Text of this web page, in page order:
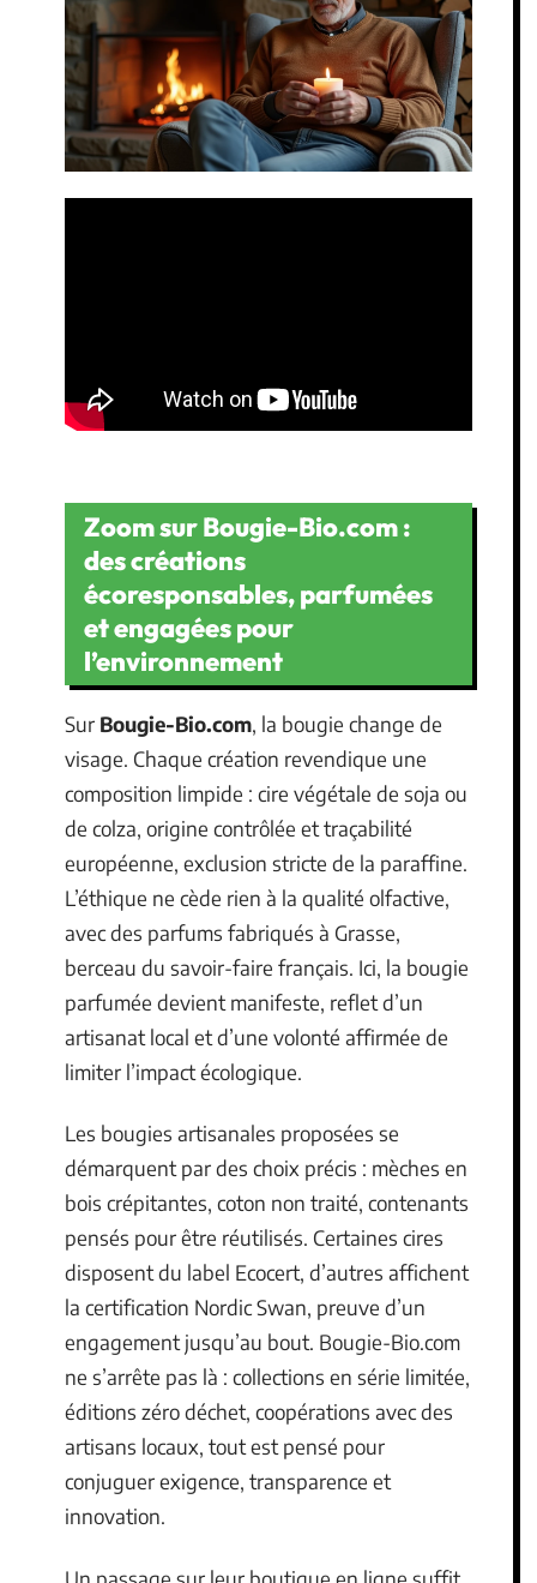
Zoom sur Bougie-Bio.com :
des créations
écoresponsables, parfumées
et engagées pour
l’environnement
Sur Bougie-Bio.com, la bougie change de
visage. Chaque création revendique une
composition limpide : cire végétale de soja ou
de colza, origine contrôlée et traçabilité
européenne, exclusion stricte de la paraffine.
L’éthique ne cède rien à la qualité olfactive,
avec des parfums fabriqués à Grasse,
berceau du savoir-faire français. Ici, la bougie
parfumée devient manifeste, reflet d’un
artisanat local et d’une volonté affirmée de
limiter l’impact écologique.
Les bougies artisanales proposées se
démarquent par des choix précis : mèches en
bois crépitantes, coton non traité, contenants
pensés pour être réutilisés. Certaines cires
disposent du label Ecocert, d’autres affichent
la certification Nordic Swan, preuve d’un
engagement jusqu’au bout. Bougie-Bio.com
ne s’arrête pas là : collections en série limitée,
éditions zéro déchet, coopérations avec des
artisans locaux, tout est pensé pour
conjuguer exigence, transparence et
innovation.